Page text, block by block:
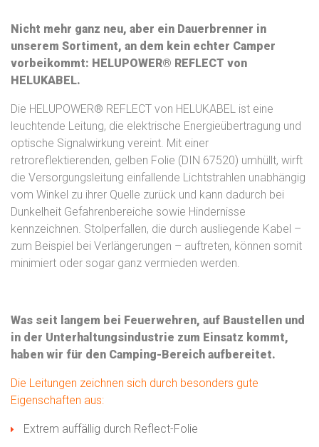
Nicht mehr ganz neu, aber ein Dauerbrenner in
unserem Sortiment, an dem kein echter Camper
vorbeikommt: HELUPOWER® REFLECT von
HELUKABEL.
Die HELUPOWER® REFLECT von HELUKABEL ist eine
leuchtende Leitung, die elektrische Energieübertragung und
optische Signalwirkung vereint. Mit einer
retroreflektierenden, gelben Folie (DIN 67520) umhüllt, wirft
die Versorgungsleitung einfallende Lichtstrahlen unabhängig
vom Winkel zu ihrer Quelle zurück und kann dadurch bei
Dunkelheit Gefahrenbereiche sowie Hindernisse
kennzeichnen. Stolperfallen, die durch ausliegende Kabel –
zum Beispiel bei Verlängerungen – auftreten, können somit
minimiert oder sogar ganz vermieden werden.
Was seit langem bei Feuerwehren, auf Baustellen und
in der Unterhaltungsindustrie zum Einsatz kommt,
haben wir für den Camping-Bereich aufbereitet.
Die Leitungen zeichnen sich durch besonders gute
Eigenschaften aus:
Extrem auffällig durch Reflect-Folie